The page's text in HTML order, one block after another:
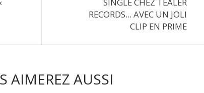
SINGLE CHEZ TEALER
RECORDS... AVEC UN JOLI
CLIP EN PRIME
AIMEREZ AUSSI